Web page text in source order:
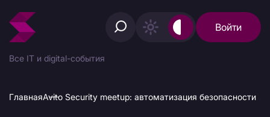
Войти
Все IT и digital-события
ГлавнаяAvito Security meetup: автоматизация безопасности